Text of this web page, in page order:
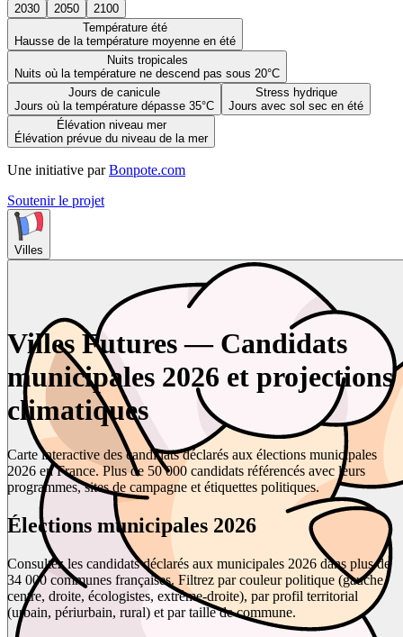
2030 2050
2100
Température été
Hausse de la température moyenne en été
Nuits tropicales
Nuits où la température ne descend pas sous 20°C
Jours de canicule
Jours où la température dépasse 35°C
Stress hydrique
Jours avec sol sec en été
Élévation niveau mer
Élévation prévue du niveau de la mer
Une initiative par Bonpote.com
Soutenir le projet
Villes
Villes Futures — Candidats
municipales 2026 et projections
climatiques
Carte interactive des candidats déclarés aux élections municipales
2026 en France. Plus de 50 000 candidats référencés avec leurs
programmes, sites de campagne et étiquettes politiques.
Élections municipales 2026
Consultez les candidats déclarés aux municipales 2026 dans plus de
34 000 communes françaises. Filtrez par couleur politique (gauche,
centre, droite, écologistes, extrême-droite), par profil territorial
(urbain, périurbain, rural) et par taille de commune.